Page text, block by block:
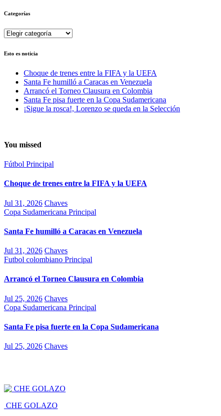
Categorías
Categorías
Esto es noticia
Choque de trenes entre la FIFA y la UEFA
Santa Fe humilló a Caracas en Venezuela
Arrancó el Torneo Clausura en Colombia
Santa Fe pisa fuerte en la Copa Sudamericana
¡Sigue la rosca!, Lorenzo se queda en la Selección
You missed
Fútbol Principal
Choque de trenes entre la FIFA y la UEFA
Jul 31, 2026 Chaves
Copa Sudamericana Principal
Santa Fe humilló a Caracas en Venezuela
Jul 31, 2026 Chaves
Futbol colombiano Principal
Arrancó el Torneo Clausura en Colombia
Jul 25, 2026 Chaves
Copa Sudamericana Principal
Santa Fe pisa fuerte en la Copa Sudamericana
Jul 25, 2026 Chaves
CHE GOLAZO